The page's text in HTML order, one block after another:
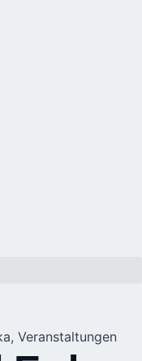
, Veranstaltungen